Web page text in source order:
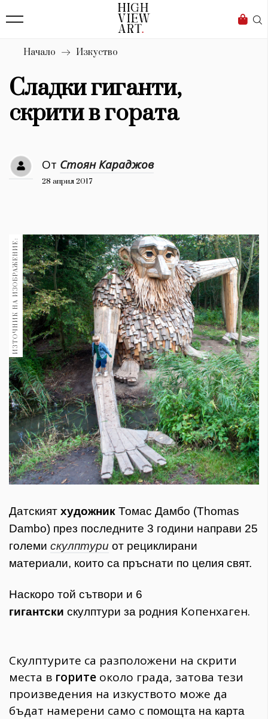
Бизнес
Мода
Dialogue
Изкуство
4338
Красота
777
Книги 1188
30+ 1970
Гурме 1709
Пътувай
237
Здраве 389
Gentlemen
381
Wellness
1815
ПОСЛЕДВАЙТЕ
НИ
Начало Изкуство
Сладки гиганти,
скрити в гората
От Стоян Караджов
28 април 2017
ИЗТОЧНИК НА ИЗОБРАЖЕНИЕ:
Датският художник Томас Дамбо (Thomas
Dambo) през последните 3 години направи 25
големи скулптури от рециклирани
материали, които са пръснати по целия свят.
Наскоро той сътвори и 6
гигантски скулптури за родния Копенхаген.
Скулптурите са разположени на скрити
места в горите около града, затова тези
произведения на изкуството може да
бъдат намерени само с помощта на карта